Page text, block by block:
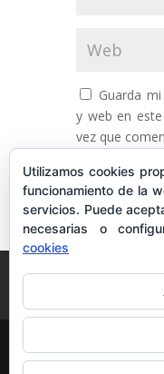
Guarda
y web en
vez que
Inicio Quién soy
Utilizamos cookies
funcionamiento de la
servicios. Puede
necesarias o
cookies